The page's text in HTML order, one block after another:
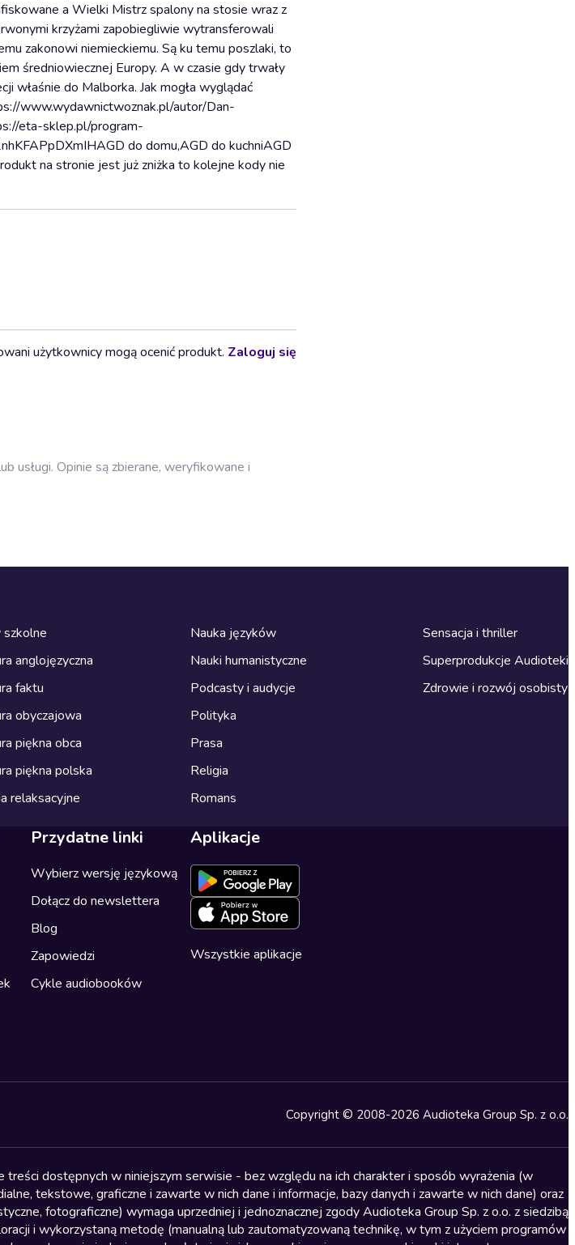
a Wielki Mistrz spalony na stosie wraz z
krzyżami zapobiegliwie wytransferowali
zakonowi niemieckiemu. Są ku temu poszlaki, to
średniowiecznej Europy. A w czasie gdy trwały
właśnie do Malborka. Jak mogła wyglądać
www.wydawnictwoznak.pl/autor/Dan-
eta-sklep.pl/program-
do domu,AGD do kuchniAGD
na stronie jest już zniżka to kolejne kody nie
użytkownicy mogą ocenić produkt. Zaloguj się
usługi. Opinie są zbierane, weryfikowane i
anglojęzyczna
faktu
obyczajowa
piękna obca
piękna polska
relaksacyjne
Nauka języków
Nauki humanistyczne
Podcasty i audycje
Polityka
Prasa
Religia
Romans
Sensacja i thriller
Superprodukcje Audioteki
Zdrowie i rozwój osobisty
Przydatne linki
Wybierz wersję językową
Dołącz do newslettera
Blog
Zapowiedzi
Cykle audiobooków
Aplikacje
Wszystkie aplikacje
Copyright © 2008-2026 Audioteka Group Sp. z o.o.
dostępnych w niniejszym serwisie - bez względu na ich charakter i sposób wyrażenia (w
tekstowe, graficzne i zawarte w nich dane i informacje, bazy danych i zawarte w nich dane) oraz
fotograficzne) wymaga uprzedniej i jednoznacznej zgody Audioteka Group Sp. z o.o. z siedzibą
i wykorzystaną metodę (manualną lub zautomatyzowaną technikę, w tym z użyciem programów